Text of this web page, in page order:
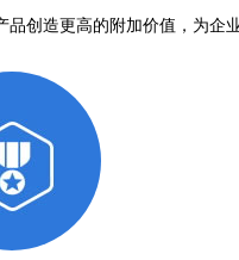
创造更高的附加价值，为企